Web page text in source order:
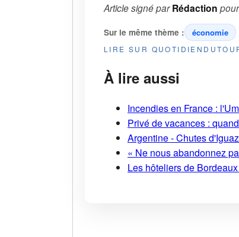
Article signé parRédaction pour
Sur le même thème : économie
LIRE SUR
À lire aussi
Incendies en France :
Privé de vacances :
Argentine - Chutes
« Ne nous abandonnez
Les hôteliers de